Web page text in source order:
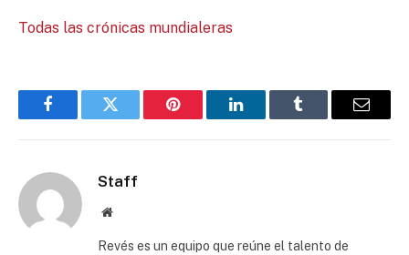
Todas las crónicas mundialeras
FacebookTwitter Pinterest LinkedInTumblr Email
Staff
Website
Revés es un equipo que reúne el talento de